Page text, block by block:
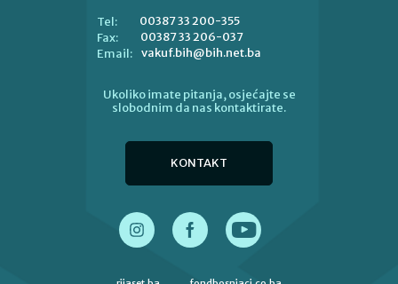
Tel:
00387 33 200-355
Fax:
00387 33 206-037
Email: vakuf.bih@bih.net.ba
Ukoliko imate pitanja, osjećajte se
slobodnim da nas kontaktirate.
KONTAKT